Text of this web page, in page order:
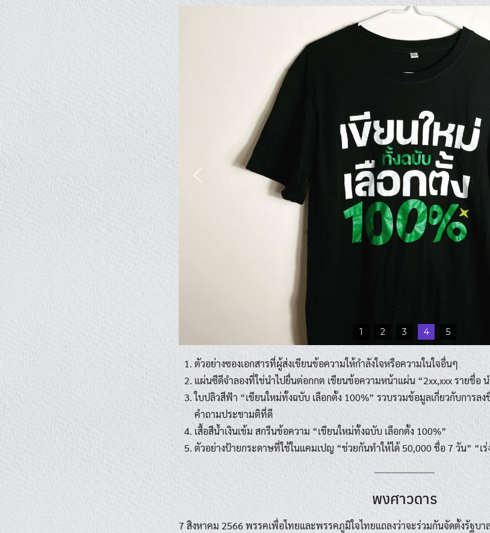
1 2 3 4 5
ตัวอย่างซองเอกสารที่ผู้ส่งเขียนข้อความให้กำลังใจหรือความในใจอื่นๆ
แผ่นซีดีจำลองที่ใช่นำไปยื่นต่อกกต เขียนข้อความหน้าแผ่น “2xx,xxx รายชื่อ น
ใบปลิวสีฟ้า “เขียนใหม่ทั้งฉบับ เลือกตั้ง 100%” รวบรวมข้อมูลเกี่ยวกับการล
คำถามประชามติที่ดี
เสื้อสีน้ำเงินเข้ม สกรีนข้อความ “เขียนใหม่ทั้งฉบับ เลือกตั้ง 100%”
ตัวอย่างป้ายกระดาษที่ใช้ในแคมเปญ “ช่วยกันทำให้ได้ 50,000 ชื่อ 7 วัน” “เ
พงศาวดาร
7 สิงหาคม 2566 พรรคเพื่อไทยและพรรคภูมิใจไทยแถลงว่าจะร่วมกันจัดตั้งรัฐบ